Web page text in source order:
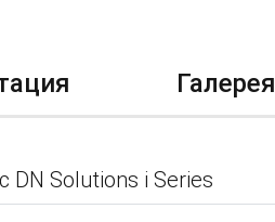
Галерея
DN Solutions i Series